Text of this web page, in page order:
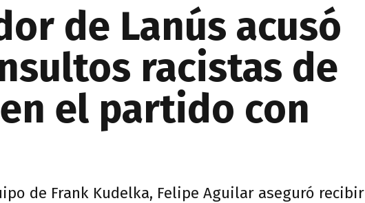
de Lanús acusó
racistas de
el partido con
de Frank Kudelka, Felipe Aguilar aseguró recibir